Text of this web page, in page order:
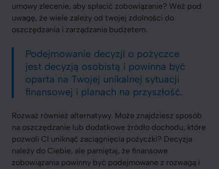
umowy zlecenie, aby spłacić zobowiązanie? Weź pod
uwagę, że wiele zależy od twojej zdolności do
oszczędzania i zarządzania budżetem.
Podejmowanie decyzji o pożyczce
jest decyzją osobistą i powinna być
oparta na Twojej unikalnej sytuacji
finansowej i planach na przyszłość.
Rozważ również alternatywy. Może znajdziesz sposób
na oszczędzanie lub dodatkowe źródło dochodu, które
pozwoli CI uniknąć zaciągnięcia pożyczki? Decyzja
należy do Ciebie, ale pamiętaj, że finansowe
zobowiązania powinny być podejmowane z rozwagą i